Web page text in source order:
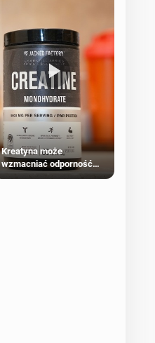
Kreatyna może
wzmacniać odporność
przeciw nowotworom